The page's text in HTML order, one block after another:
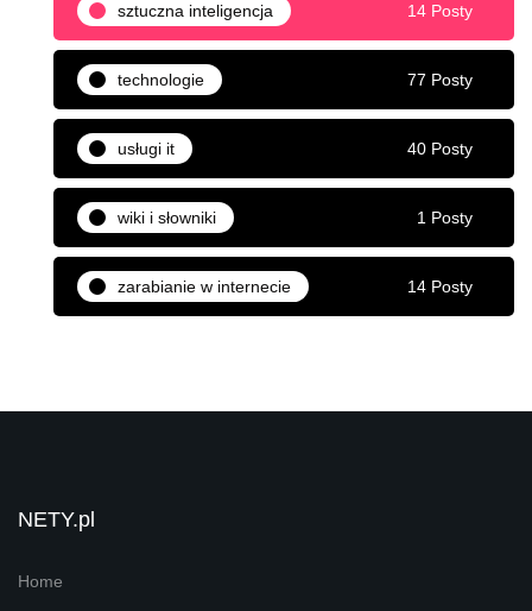
sztuczna inteligencja 14 Posty
technologie 77 Posty
usługi it 40 Posty
wiki i słowniki 1 Posty
zarabianie w internecie 14 Posty
NETY.pl
Home